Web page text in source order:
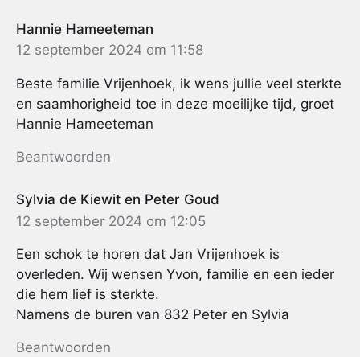
Hannie Hameeteman
12 september 2024 om 11:58
Beste familie Vrijenhoek, ik wens jullie veel sterkte
en saamhorigheid toe in deze moeilijke tijd, groet
Hannie Hameeteman
Beantwoorden
Sylvia de Kiewit en Peter Goud
12 september 2024 om 12:05
Een schok te horen dat Jan Vrijenhoek is
overleden. Wij wensen Yvon, familie en een ieder
die hem lief is sterkte.
Namens de buren van 832 Peter en Sylvia
Beantwoorden